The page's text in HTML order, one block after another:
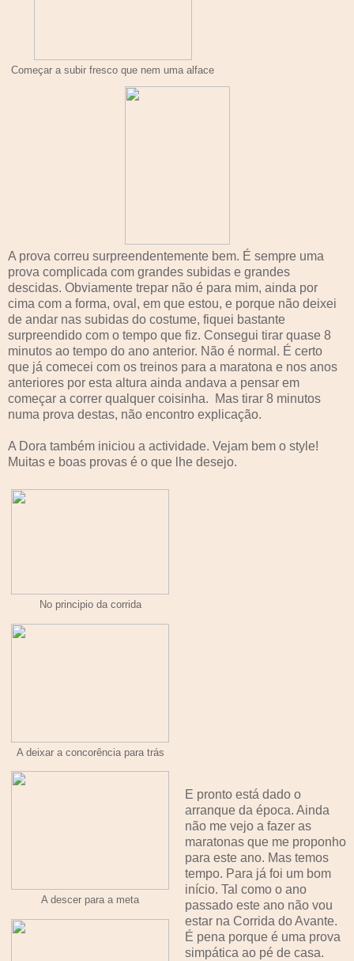
Começar a subir fresco que nem uma alface
A prova correu surpreendentemente bem. É sempre uma
prova complicada com grandes subidas e grandes
descidas. Obviamente trepar não é para mim, ainda por
cima com a forma, oval, em que estou, e porque não deixei
de andar nas subidas do costume, fiquei bastante
surpreendido com o tempo que fiz. Consegui tirar quase 8
minutos ao tempo do ano anterior. Não é normal. É certo
que já comecei com os treinos para a maratona e nos anos
anteriores por esta altura ainda andava a pensar em
começar a correr qualquer coisinha. Mas tirar 8 minutos
numa prova destas, não encontro explicação.
A Dora também iniciou a actividade. Vejam bem o style!
Muitas e boas provas é o que lhe desejo.
No principio da corrida
A deixar a concorência para trás
A descer para a meta
E pronto está dado o
arranque da época. Ainda
não me vejo a fazer as
maratonas que me proponho
para este ano. Mas temos
tempo. Para já foi um bom
início. Tal como o ano
passado este ano não vou
estar na Corrida do Avante.
É pena porque é uma prova
simpática ao pé de casa.